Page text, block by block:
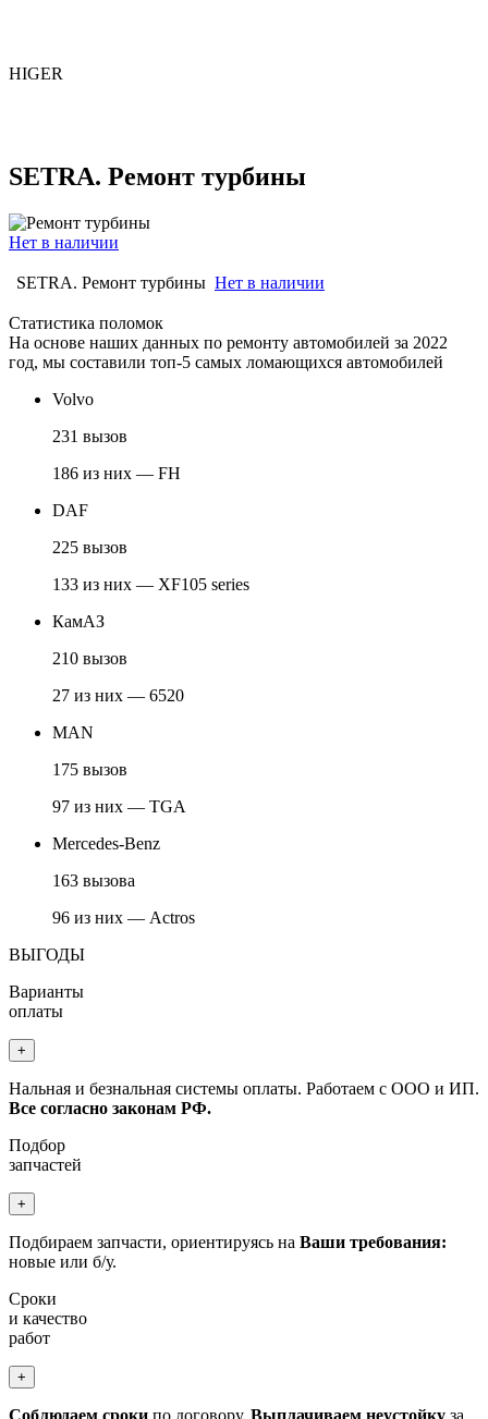
HIGER
SETRA. Ремонт турбины
Нет в наличии
SETRA. Ремонт турбины Нет в наличии
Статистика поломок
На основе наших данных по ремонту автомобилей за 2022
год, мы составили топ-5 самых ломающихся автомобилей
Volvo
231 вызов
186 из них — FH
DAF
225 вызов
133 из них — XF105 series
КамАЗ
210 вызов
27 из них — 6520
MAN
175 вызов
97 из них — TGA
Mercedes-Benz
163 вызова
96 из них — Actros
ВЫГОДЫ
Варианты
оплаты
+
Нальная и безнальная системы оплаты. Работаем с ООО и ИП.
Все согласно законам РФ.
Подбор
запчастей
+
Подбираем запчасти, ориентируясь на Ваши требования:
новые или б/у.
Сроки
и качество
работ
+